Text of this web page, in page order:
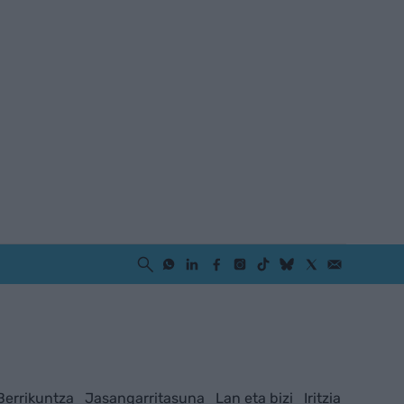
Jasangarritasuna Lan eta bizi Iritzia